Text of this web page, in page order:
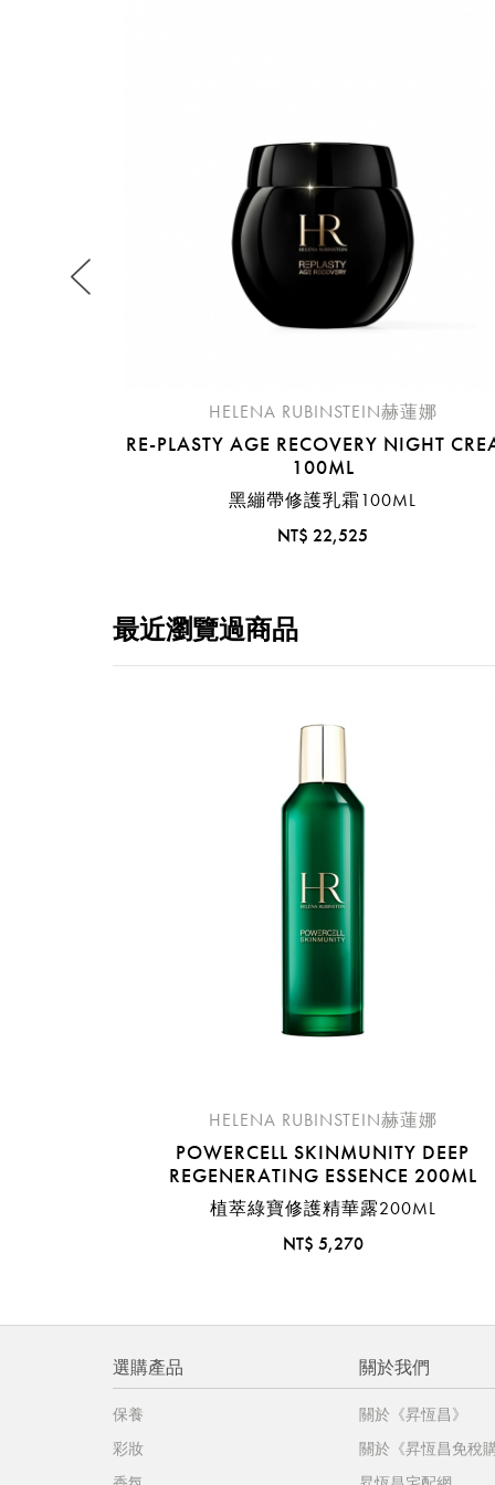
HELENA RUBINSTEIN赫蓮娜
RE-PLASTY AGE RECOVERY NIGHT
100ML
黑繃帶修護乳霜100ML
NT$ 22,525
最近瀏覽過商品
HELENA RUBINSTEIN赫蓮娜
POWERCELL SKINMUNITY DEEP
REGENERATING ESSENCE 200ML
植萃綠寶修護精華露200ML
NT$ 5,270
選購產品
保養
彩妝
關於我們
關於《昇恆昌》
關於《昇恆昌免稅